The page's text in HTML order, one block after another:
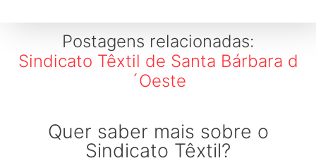
Postagens relacionadas:
Sindicato Têxtil de Santa Bárbara d
´Oeste
Quer saber mais sobre o
Sindicato Têxtil?